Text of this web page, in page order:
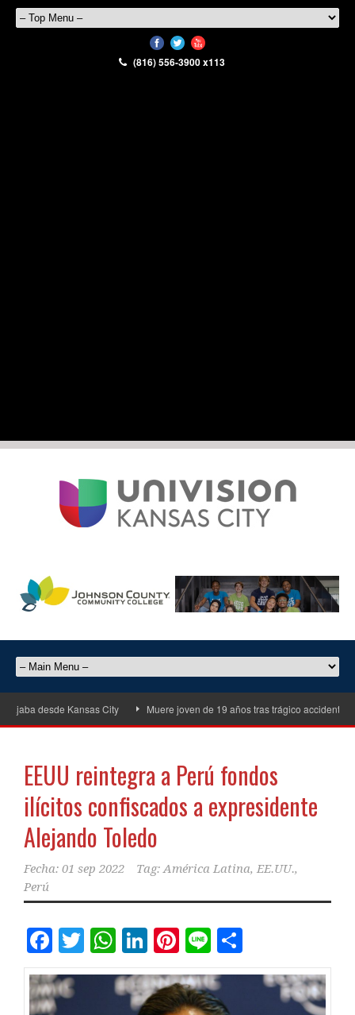
(816) 556-3900 x113
desde Kansas City Muere joven de 19 años tras trágico accidente de
EEUU reintegra a Perú fondos
ilícitos confiscados a expresidente
Alejando Toledo
Fecha: 01 sep 2022 Tag:América Latina, EE.UU.,
Perú
Facebook
Twitter
WhatsApp
LinkedIn
Pinterest
Line